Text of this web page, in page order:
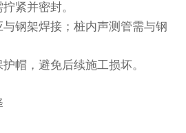
紧并密封。
钢架焊接；桩内声测管需与钢
帽，避免后续施工损坏。